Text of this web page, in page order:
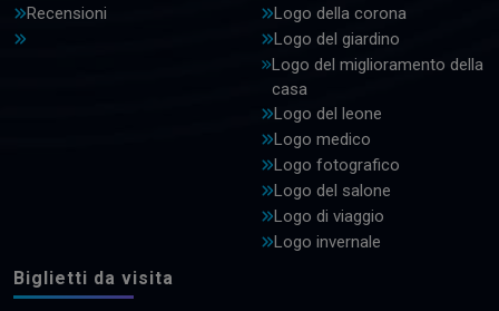
Recensioni
Logo della corona
Logo del giardino
Logo del miglioramento della
casa
Logo del leone
Logo medico
Logo fotografico
Logo del salone
Logo di viaggio
Logo invernale
Biglietti da visita